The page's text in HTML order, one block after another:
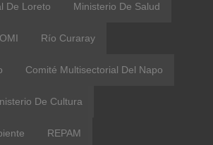
De Loreto Ministerio De Salud
OMI Río Curaray
Comité Multisectorial Del Napo
De Cultura
REPAM